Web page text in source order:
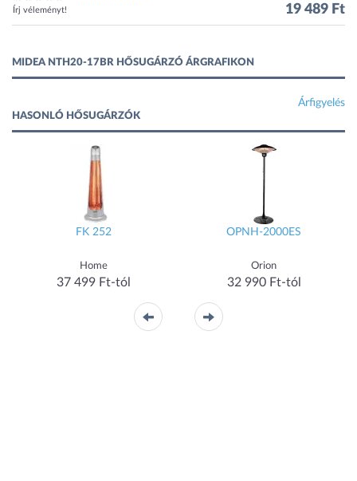
Írj véleményt! 19 489 Ft
MIDEA NTH20-17BR HŐSUGÁRZÓ ÁRGRAFIKON
Árfigyelés
HASONLÓ HŐSUGÁRZÓK
FK 252
Home
37 499 Ft-tól
OPNH-2000ES
Orion
32 990 Ft-tól